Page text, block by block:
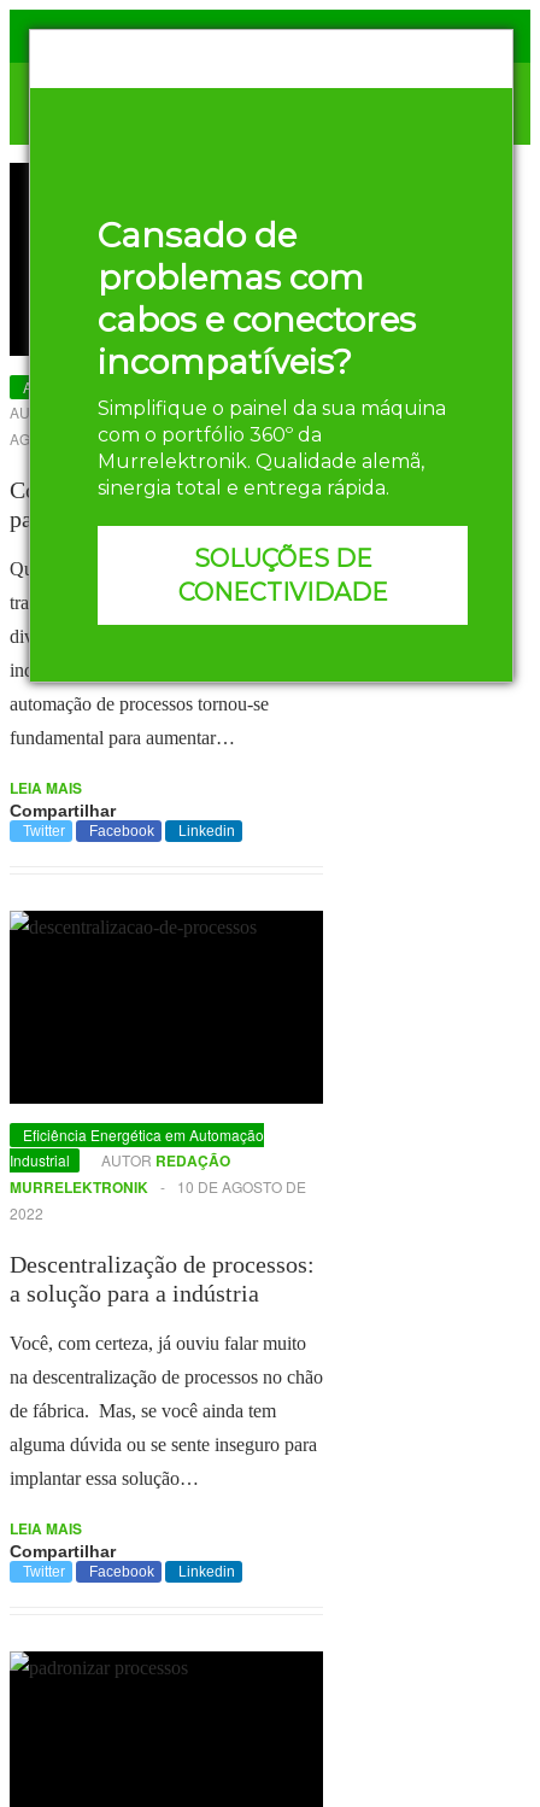
Cansado de
problemas com
cabos e conectores
incompatíveis?
Simplifique o painel da sua máquina
com o portfólio 360º da
Murrelektronik. Qualidade alemã,
sinergia total e entrega rápida.
SOLUÇÕES DE
CONECTIVIDADE
Artigos sobre Automação Industrial
AUTOR
HENRIQUE OLIVEIRA
17 DE
AGOSTO DE 2022
Como preparar a sua indústria
para a automação de processos
Que a tecnologia veio para revolucionar
trazendo inúmeros benefícios aos mais
diversos setores, é inegável. Com a
indústria não podia ser diferente. A
automação de processos tornou-se
fundamental para aumentar…
LEIA MAIS
Compartilhar
Twitter Facebook Linkedin
Eficiência Energética em Automação
Industrial
AUTOR REDAÇÃO
MURRELEKTRONIK -
10 DE AGOSTO DE
2022
Descentralização de processos:
a solução para a indústria
Você, com certeza, já ouviu falar muito
na descentralização de processos no chão
de fábrica. Mas, se você ainda tem
alguma dúvida ou se sente inseguro para
implantar essa solução…
LEIA MAIS
Compartilhar
Twitter Facebook Linkedin